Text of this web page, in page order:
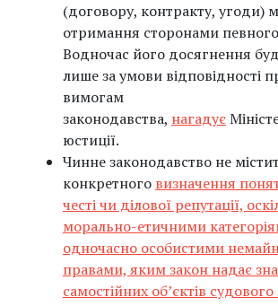
(договору, контракту, угоди)
отримання сторонами певного
Водночас його досягнення
лише за умови відповідності
вимогам
законодавства, нагадує
юстиції.
Чинне законодавство не
конкретного визначення
честі чи ділової репутації,
морально-етичними
одночасно особистими
правами, яким закон надає
самостійних об’єктів судового